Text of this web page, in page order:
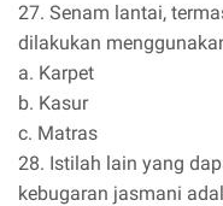
27. Senam lantai,
dilakukan
a. Karpet
b. Kasur
c. Matras
28. Istilah lain yang
kebugaran jasmani